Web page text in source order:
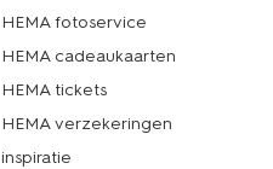
HEMA fotoservice
HEMA cadeaukaarten
HEMA tickets
HEMA verzekeringen
inspiratie